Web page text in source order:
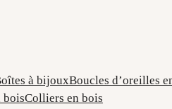
à bijouxBoucles d’oreilles
boisColliers en bois